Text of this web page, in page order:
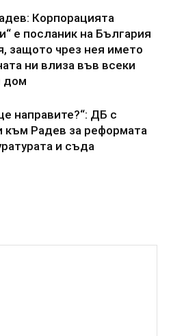
Корпорацията
е посланик на България
защото чрез нея името
ни влиза във всеки
дом
направите?“: ДБ с
към Радев за реформата
и съда